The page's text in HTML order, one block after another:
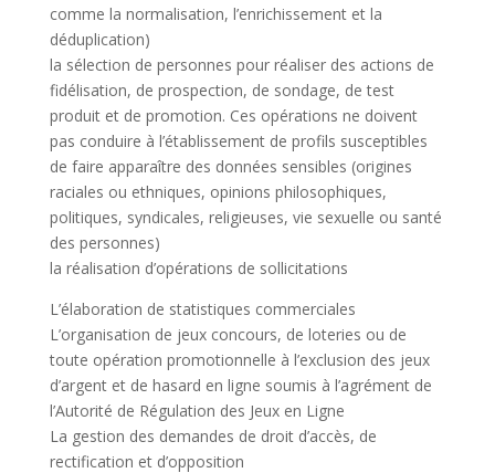
comme la normalisation, l’enrichissement et la
déduplication)
la sélection de personnes pour réaliser des actions de
fidélisation, de prospection, de sondage, de test
produit et de promotion. Ces opérations ne doivent
pas conduire à l’établissement de profils susceptibles
de faire apparaître des données sensibles (origines
raciales ou ethniques, opinions philosophiques,
politiques, syndicales, religieuses, vie sexuelle ou santé
des personnes)
la réalisation d’opérations de sollicitations
L’élaboration de statistiques commerciales
L’organisation de jeux concours, de loteries ou de
toute opération promotionnelle à l’exclusion des jeux
d’argent et de hasard en ligne soumis à l’agrément de
l’Autorité de Régulation des Jeux en Ligne
La gestion des demandes de droit d’accès, de
rectification et d’opposition